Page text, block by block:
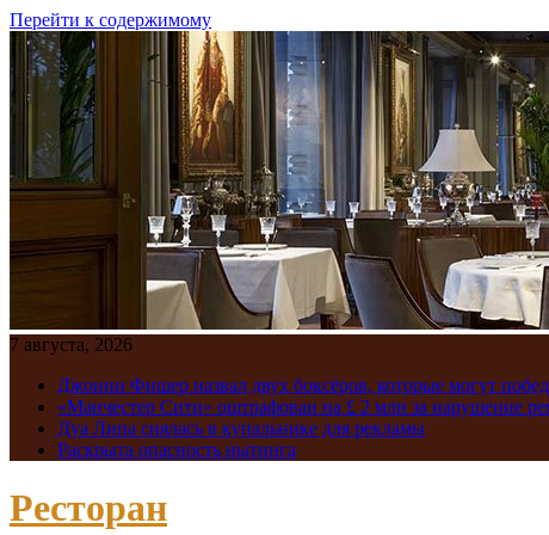
Перейти к содержимому
7 августа, 2026
Джонни Фишер назвал двух боксёров, которые могут
«Манчестер Сити» оштрафован на £ 2 млн за нарушение
Дуа Липа снялась в купальнике для рекламы
Раскрыта опасность нытинга
Ресторан